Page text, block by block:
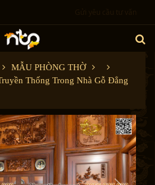
MẪU PHÒNG THỜ
Thống Trong Nhà Gỗ Đẳng